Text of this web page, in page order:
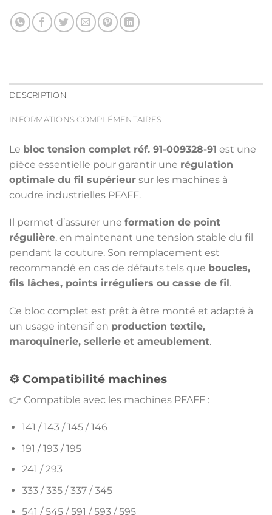
DESCRIPTION
INFORMATIONS COMPLÉMENTAIRES
Le bloc tension complet réf. 91-009328-91 est une
pièce essentielle pour garantir une régulation
optimale du fil supérieur sur les machines à
coudre industrielles PFAFF.
Il permet d’assurer une formation de point
régulière, en maintenant une tension stable du fil
pendant la couture. Son remplacement est
recommandé en cas de défauts tels que boucles,
fils lâches, points irréguliers ou casse de fil .
Ce bloc complet est prêt à être monté et adapté à
un usage intensif en production textile,
maroquinerie, sellerie et ameublement.
⚙️ Compatibilité machines
👉 Compatible avec les machines PFAFF :
141 / 143 / 145 / 146
191 / 193 / 195
241 / 293
333 / 335 / 337 / 345
541 / 545 / 591 / 593 / 595